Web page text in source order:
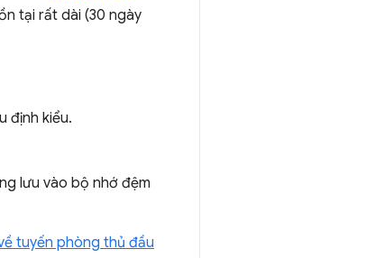
tại rất dài (30 ngày
định kiểu.
lưu vào bộ nhớ đệm
tuyến phòng thủ đầu